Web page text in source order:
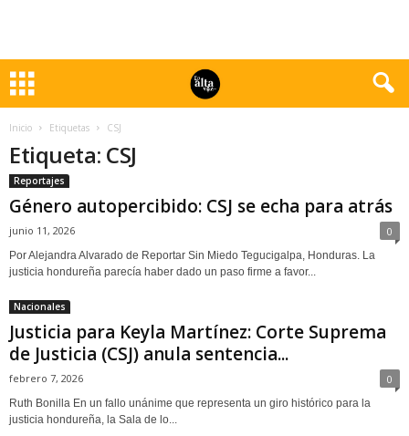
Inicio Etiquetas CSJ
Etiqueta: CSJ
Reportajes
Género autopercibido: CSJ se echa para atrás
junio 11, 2026 0
Por Alejandra Alvarado de Reportar Sin Miedo Tegucigalpa, Honduras. La
justicia hondureña parecía haber dado un paso firme a favor...
Nacionales
Justicia para Keyla Martínez: Corte Suprema
de Justicia (CSJ) anula sentencia...
febrero 7, 2026 0
Ruth Bonilla En un fallo unánime que representa un giro histórico para la
justicia hondureña, la Sala de lo...